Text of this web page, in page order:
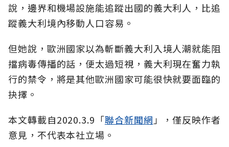
說，邊界和機場設施能追蹤出國的義大利人，比追
蹤義大利境內移動人口容易。
但她說，歐洲國家以為斬斷義大利入境人潮就能阻
擋病毒傳播的話，便太過短視，義大利現在奮力執
行的禁令，將是其他歐洲國家可能很快就要面臨的
抉擇。
本文轉載自2020.3.9「聯合新聞網 」，僅反映作者
意見，不代表本社立場。